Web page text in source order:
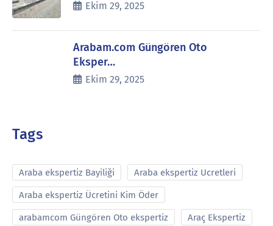
Ekim 29, 2025
Arabam.com Güngören Oto
Eksper…
Ekim 29, 2025
Tags
Araba ekspertiz Bayiliği Araba ekspertiz Ucretleri
Araba ekspertiz Ücretini Kim Öder
arabamcom Güngören Oto ekspertiz Araç Ekspertiz